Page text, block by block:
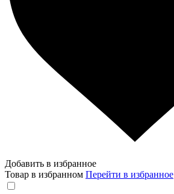
Добавить в избранное
Товар в избранном Перейти в избранное